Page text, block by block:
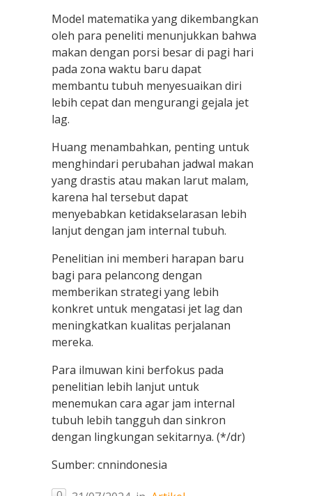
Model matematika yang dikembangkan
oleh para peneliti menunjukkan bahwa
makan dengan porsi besar di pagi hari
pada zona waktu baru dapat
membantu tubuh menyesuaikan diri
lebih cepat dan mengurangi gejala jet
lag.
Huang menambahkan, penting untuk
menghindari perubahan jadwal makan
yang drastis atau makan larut malam,
karena hal tersebut dapat
menyebabkan ketidakselarasan lebih
lanjut dengan jam internal tubuh.
Penelitian ini memberi harapan baru
bagi para pelancong dengan
memberikan strategi yang lebih
konkret untuk mengatasi jet lag dan
meningkatkan kualitas perjalanan
mereka.
Para ilmuwan kini berfokus pada
penelitian lebih lanjut untuk
menemukan cara agar jam internal
tubuh lebih tangguh dan sinkron
dengan lingkungan sekitarnya. (*/dr)
Sumber: cnnindonesia